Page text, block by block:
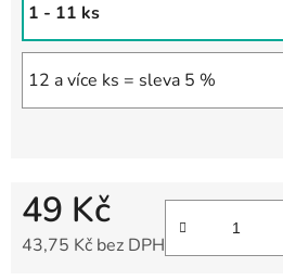
1 - 11 ks
12 a více ks = sleva 5 %
49 Kč
43,75 Kč bez DPH